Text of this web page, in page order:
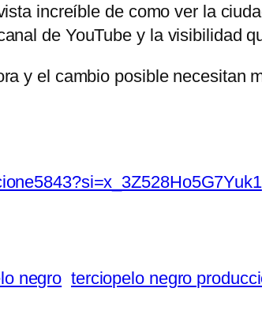
increíble de como ver la
de YouTube y la visibilidad
y el cambio posible necesitan
negro terciopelo negro